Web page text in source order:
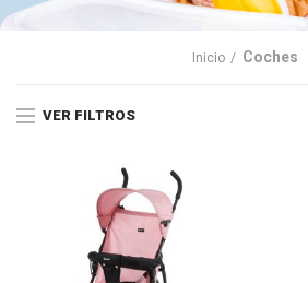
Inicio Coches
VER FILTROS